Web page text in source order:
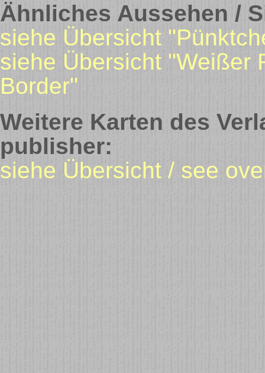
Ähnliches Aussehen /
siehe Übersicht
siehe Übersicht "Weißer
Border"
Weitere Karten des
publisher:
siehe Übersicht / see